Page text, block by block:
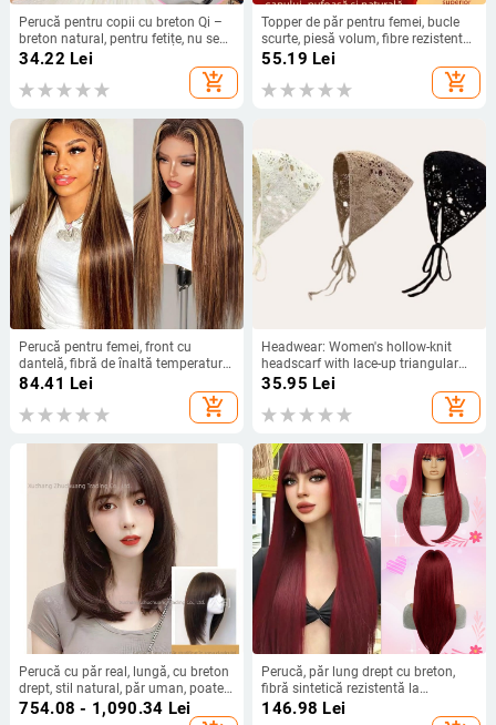
Perucă pentru copii cu breton Qi –
breton natural, pentru fetițe, nu se
vopsește și nu se face perm
34.22 Lei
add_shopping_cart
Topper de păr pentru femei, bucle
scurte, piesă volum, fibre rezistente
la temperaturi înalte, mecanism de
55.19 Lei
add_shopping_cart
Perucă pentru femei, front cu
dantelă, fibră de înaltă temperatură,
păr lung drept, parte centrală
84.41 Lei
add_shopping_cart
Headwear: Women's hollow-knit
headscarf with lace-up triangular
headband, Japanese pastoral style
(Material: Other; Kind: Headbands,
hair ties; Shape: Women's; Season:
35.95 Lei
add_shopping_cart
Perucă cu păr real, lungă, cu breton
drept, stil natural, păr uman, poate
fi vopsită sau îndreptată
754.08 - 1,090.34 Lei
Perucă, păr lung drept cu breton,
fibră sintetică rezistentă la
temperaturi, model G924, breton
drept sau înclinat, conferă volum
146.98 Lei